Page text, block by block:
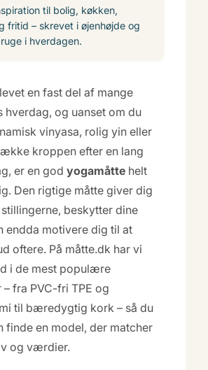
til bolig, køkken,
fritid – skrevet i øjenhøjde og
i hverdagen.
en fast del af mange
hverdag, og uanset om du
vinyasa, rolig yin eller
kroppen efter en lang
er en god yogamåtte helt
Den rigtige måtte giver dig
beskytter dine
endda motivere dig til at
oftere. På måtte.dk har vi
i de mest populære
– fra PVC-fri TPE og
til bæredygtig kork – så du
finde en model, der matcher
og værdier.